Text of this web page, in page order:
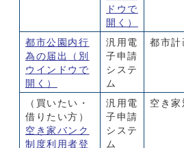
ドウで
開く）
都市公園内行
為の届出
（別
ウインドウで
開く）
汎用電
子申請
システ
ム
都市計
（買いたい・
借りたい方）
空き家バンク
制度利用者登
汎用電
子申請
システ
ム
空き家